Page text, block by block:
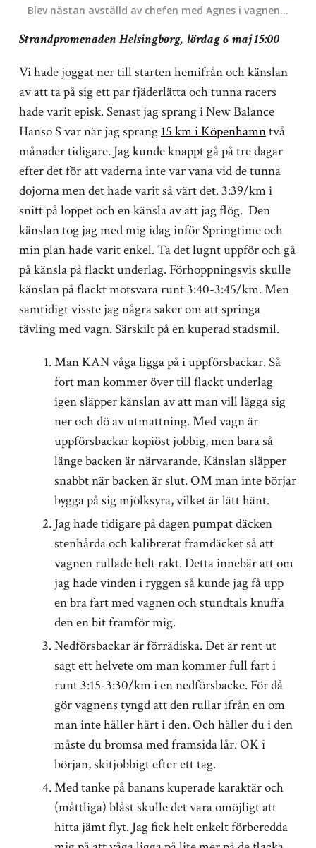
Blev nästan avställd av chefen med Agnes i vagnen…
Strandpromenaden Helsingborg, lördag 6 maj 15:00
Vi hade joggat ner till starten hemifrån och känslan
av att ta på sig ett par fjäderlätta och tunna racers
hade varit episk. Senast jag sprang i New Balance
Hanso S var när jag sprang15 km i Köpenhamntvå
månader tidigare. Jag kunde knappt gå på tre dagar
efter det för att vaderna inte var vana vid de tunna
dojorna men det hade varit så värt det. 3:39/km i
snitt på loppet och en känsla av att jag flög. Den
känslan tog jag med mig idag inför Springtime och
min plan hade varit enkel. Ta det lugnt uppför och gå
på känsla på flackt underlag. Förhoppningsvis skulle
känslan på flackt motsvara runt 3:40-3:45/km. Men
samtidigt visste jag några saker om att springa
tävling med vagn. Särskilt på en kuperad stadsmil.
Man KAN våga ligga på i uppförsbackar. Så
fort man kommer över till flackt underlag
igen släpper känslan av att man vill lägga sig
ner och dö av utmattning. Med vagn är
uppförsbackar kopiöst jobbig, men bara så
länge backen är närvarande. Känslan släpper
snabbt när backen är slut. OM man inte börjar
bygga på sig mjölksyra, vilket är lätt hänt.
Jag hade tidigare på dagen pumpat däcken
stenhårda och kalibrerat framdäcket så att
vagnen rullade helt rakt. Detta innebär att om
jag hade vinden i ryggen så kunde jag få upp
en bra fart med vagnen och stundtals knuffa
den en bit framför mig.
Nedförsbackar är förrädiska. Det är rent ut
sagt ett helvete om man kommer full fart i
runt 3:15-3:30/km i en nedförsbacke. För då
gör vagnens tyngd att den rullar ifrån en om
man inte håller hårt i den. Och håller du i den
måste du bromsa med framsida lår. OK i
början, skitjobbigt efter ett tag.
Med tanke på banans kuperade karaktär och
(måttliga) blåst skulle det vara omöjligt att
hitta jämt flyt. Jag fick helt enkelt förberedda